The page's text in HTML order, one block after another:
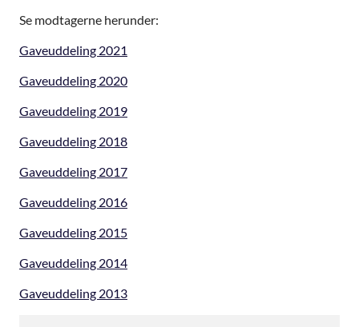
Se modtagerne herunder:
Gaveuddeling 2021
Gaveuddeling 2020
Gaveuddeling 2019
Gaveuddeling 2018
Gaveuddeling 2017
Gaveuddeling 2016
Gaveuddeling 2015
Gaveuddeling 2014
Gaveuddeling 2013